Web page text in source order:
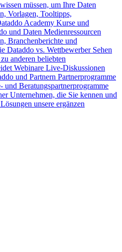
müssen, um Ihre Daten
Vorlagen, Tooltipps,
Academy Kurse und
und Daten Medienressourcen
Branchenberichte und
Dataddo vs. Wettbewerber Sehen
anderen beliebten
Webinare Live-Diskussionen
und Partnern Partnerprogramme
und Beratungspartnerprogramme
Unternehmen, die Sie kennen und
unsere ergänzen